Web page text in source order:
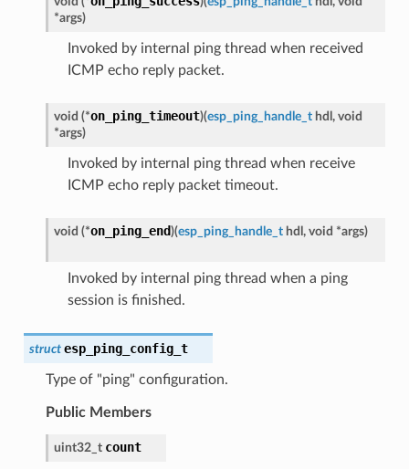
*args)
Invoked by internal ping thread when received
ICMP echo reply packet.
void (*on_ping_timeout)(esp_ping_handle_t hdl , void
*args)
Invoked by internal ping thread when receive
ICMP echo reply packet timeout.
void (*on_ping_end)(esp_ping_handle_t hdl , void *args)
Invoked by internal ping thread when a ping
session is finished.
struct esp_ping_config_t
Type of "ping" configuration.
Public Members
uint32_t count